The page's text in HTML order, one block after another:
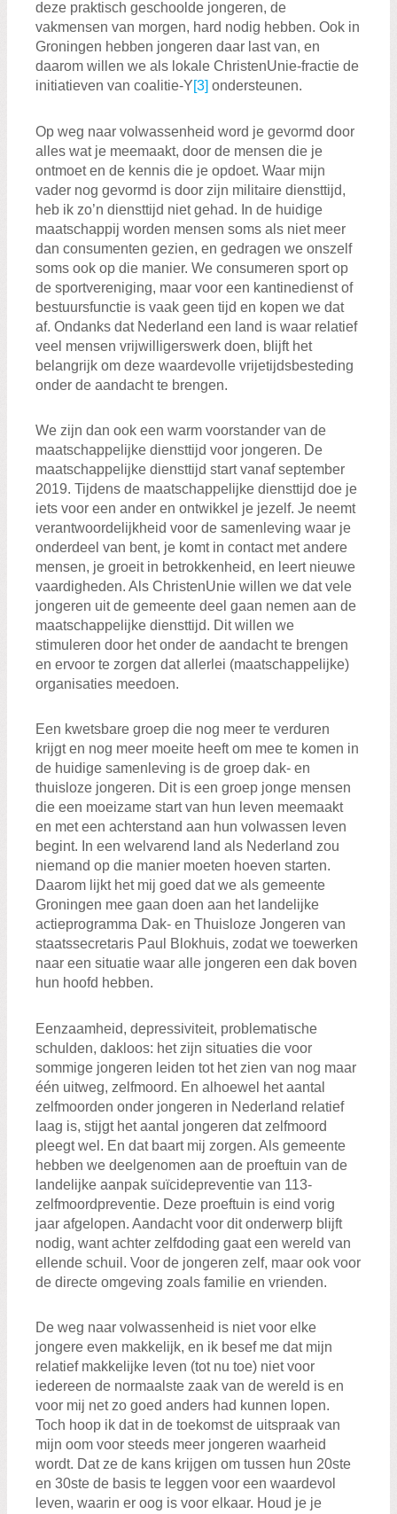
deze praktisch geschoolde jongeren, de
vakmensen van morgen, hard nodig hebben. Ook in
Groningen hebben jongeren daar last van, en
daarom willen we als lokale ChristenUnie-fractie de
initiatieven van coalitie-Y[3] ondersteunen.
Op weg naar volwassenheid word je gevormd door
alles wat je meemaakt, door de mensen die je
ontmoet en de kennis die je opdoet. Waar mijn
vader nog gevormd is door zijn militaire diensttijd,
heb ik zo’n diensttijd niet gehad. In de huidige
maatschappij worden mensen soms als niet meer
dan consumenten gezien, en gedragen we onszelf
soms ook op die manier. We consumeren sport op
de sportvereniging, maar voor een kantinedienst of
bestuursfunctie is vaak geen tijd en kopen we dat
af. Ondanks dat Nederland een land is waar relatief
veel mensen vrijwilligerswerk doen, blijft het
belangrijk om deze waardevolle vrijetijdsbesteding
onder de aandacht te brengen.
We zijn dan ook een warm voorstander van de
maatschappelijke diensttijd voor jongeren. De
maatschappelijke diensttijd start vanaf september
2019. Tijdens de maatschappelijke diensttijd doe je
iets voor een ander en ontwikkel je jezelf. Je neemt
verantwoordelijkheid voor de samenleving waar je
onderdeel van bent, je komt in contact met andere
mensen, je groeit in betrokkenheid, en leert nieuwe
vaardigheden. Als ChristenUnie willen we dat vele
jongeren uit de gemeente deel gaan nemen aan de
maatschappelijke diensttijd. Dit willen we
stimuleren door het onder de aandacht te brengen
en ervoor te zorgen dat allerlei (maatschappelijke)
organisaties meedoen.
Een kwetsbare groep die nog meer te verduren
krijgt en nog meer moeite heeft om mee te komen in
de huidige samenleving is de groep dak- en
thuisloze jongeren. Dit is een groep jonge mensen
die een moeizame start van hun leven meemaakt
en met een achterstand aan hun volwassen leven
begint. In een welvarend land als Nederland zou
niemand op die manier moeten hoeven starten.
Daarom lijkt het mij goed dat we als gemeente
Groningen mee gaan doen aan het landelijke
actieprogramma Dak- en Thuisloze Jongeren van
staatssecretaris Paul Blokhuis, zodat we toewerken
naar een situatie waar alle jongeren een dak boven
hun hoofd hebben.
Eenzaamheid, depressiviteit, problematische
schulden, dakloos: het zijn situaties die voor
sommige jongeren leiden tot het zien van nog maar
één uitweg, zelfmoord. En alhoewel het aantal
zelfmoorden onder jongeren in Nederland relatief
laag is, stijgt het aantal jongeren dat zelfmoord
pleegt wel. En dat baart mij zorgen. Als gemeente
hebben we deelgenomen aan de proeftuin van de
landelijke aanpak suïcidepreventie van 113-
zelfmoordpreventie. Deze proeftuin is eind vorig
jaar afgelopen. Aandacht voor dit onderwerp blijft
nodig, want achter zelfdoding gaat een wereld van
ellende schuil. Voor de jongeren zelf, maar ook voor
de directe omgeving zoals familie en vrienden.
De weg naar volwassenheid is niet voor elke
jongere even makkelijk, en ik besef me dat mijn
relatief makkelijke leven (tot nu toe) niet voor
iedereen de normaalste zaak van de wereld is en
voor mij net zo goed anders had kunnen lopen.
Toch hoop ik dat in de toekomst de uitspraak van
mijn oom voor steeds meer jongeren waarheid
wordt. Dat ze de kans krijgen om tussen hun 20ste
en 30ste de basis te leggen voor een waardevol
leven, waarin er oog is voor elkaar. Houd je je